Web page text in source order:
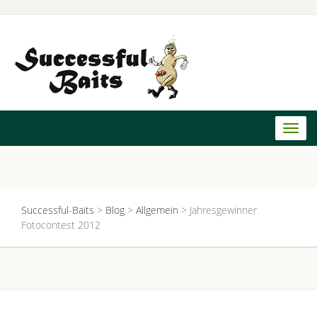
Successful-Baits > Blog > Allgemein > Jahresgewinner
Fotocontest 2012